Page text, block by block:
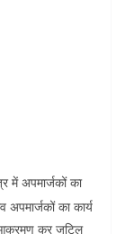
में अपमार्जकों का
अपमार्जकों का कार्य
कर जटिल